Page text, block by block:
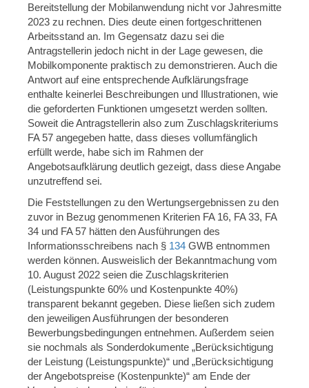
Bereitstellung der Mobilanwendung nicht vor Jahresmitte
2023 zu rechnen. Dies deute einen fortgeschrittenen
Arbeitsstand an. Im Gegensatz dazu sei die
Antragstellerin jedoch nicht in der Lage gewesen, die
Mobilkomponente praktisch zu demonstrieren. Auch die
Antwort auf eine entsprechende Aufklärungsfrage
enthalte keinerlei Beschreibungen und Illustrationen, wie
die geforderten Funktionen umgesetzt werden sollten.
Soweit die Antragstellerin also zum Zuschlagskriteriums
FA 57 angegeben hatte, dass dieses vollumfänglich
erfüllt werde, habe sich im Rahmen der
Angebotsaufklärung deutlich gezeigt, dass diese Angabe
unzutreffend sei.
Die Feststellungen zu den Wertungsergebnissen zu den
zuvor in Bezug genommenen Kriterien FA 16, FA 33, FA
34 und FA 57 hätten den Ausführungen des
Informationsschreibens nach § 134 GWB entnommen
werden können. Ausweislich der Bekanntmachung vom
10. August 2022 seien die Zuschlagskriterien
(Leistungspunkte 60% und Kostenpunkte 40%)
transparent bekannt gegeben. Diese ließen sich zudem
den jeweiligen Ausführungen der besonderen
Bewerbungsbedingungen entnehmen. Außerdem seien
sie nochmals als Sonderdokumente „Berücksichtigung
der Leistung (Leistungspunkte)“ und „Berücksichtigung
der Angebotspreise (Kostenpunkte)“ am Ende der